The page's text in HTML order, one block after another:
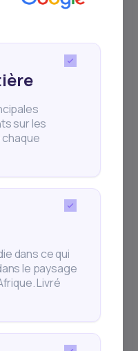
sur les
dans ce qui
le paysage
Livré